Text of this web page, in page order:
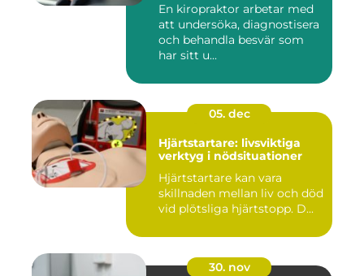
En kiropraktor arbetar med
att undersöka, diagnostisera
och behandla besvär som
har sitt u...
05. dec
Hjärtstartare: livsviktiga
verktyg i nödsituationer
Hjärtstartare kan vara
skillnaden mellan liv och död
vid plötsliga hjärtstopp. D...
30. nov